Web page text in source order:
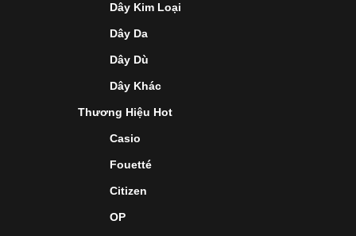
Dây Kim Loại
Dây Da
Dây Dù
Dây Khác
Thương Hiệu Hot
Casio
Fouetté
Citizen
OP